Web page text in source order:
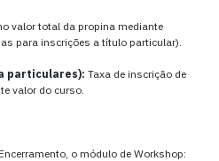
valor total da propina mediante
para inscrições a título particular).
particulares): Taxa de inscrição de
valor do curso.
o módulo de Workshop: